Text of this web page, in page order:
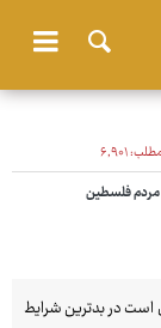
۶٬۹۰۱
مردم فلسطین
است در بدترین شرایط